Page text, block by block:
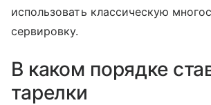
использовать классическую
сервировку.
В каком порядке
тарелки